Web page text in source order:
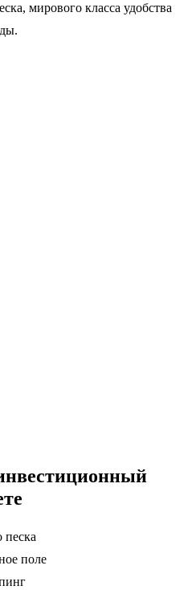
мирового класса удобства
поле